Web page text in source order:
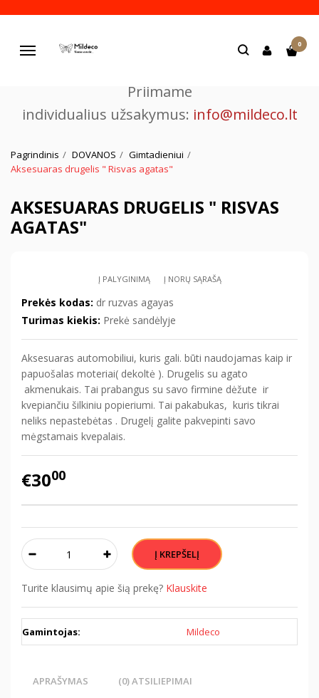
Navigacija
0
Priimame
individualius užsakymus: info@mildeco.lt
Pagrindinis DOVANOS
Gimtadieniui
Aksesuaras drugelis " Risvas agatas"
AKSESUARAS DRUGELIS " RISVAS
AGATAS"
Į PALYGINIMĄ Į NORŲ SĄRAŠĄ
Prekės kodas: dr ruzvas agayas
Turimas kiekis: Prekė sandėlyje
Aksesuaras automobiliui, kuris gali. būti naudojamas kaip ir
papuošalas moteriai( dekoltė ). Drugelis su agato
akmenukais. Tai prabangus su savo firmine dėžute ir
kvepiančiu šilkiniu popieriumi. Tai pakabukas, kuris tikrai
neliks nepastebėtas . Drugelį galite pakvepinti savo
mėgstamais kvepalais.
€3000
Turite klausimų apie šią prekę? Klauskite
Gamintojas: Mildeco
APRAŠYMAS (0) ATSILIEPIMAI